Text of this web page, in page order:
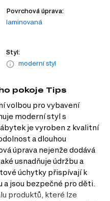
Povrchová úprava:
laminovaná
Styl:
moderní styl
pokoje Tips
volbou pro vybavení
moderní styl s
je vyroben z kvalitní
a dlouhou
úprava nejenže dodává
usnadňuje údržbu a
úchytky přispívají k
a jsou bezpečné pro děti.
produktů, které lze